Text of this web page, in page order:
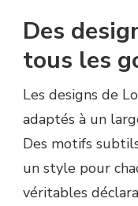
Des
tous les
Les designs de
adaptés à un
Des motifs
un style pour
véritables